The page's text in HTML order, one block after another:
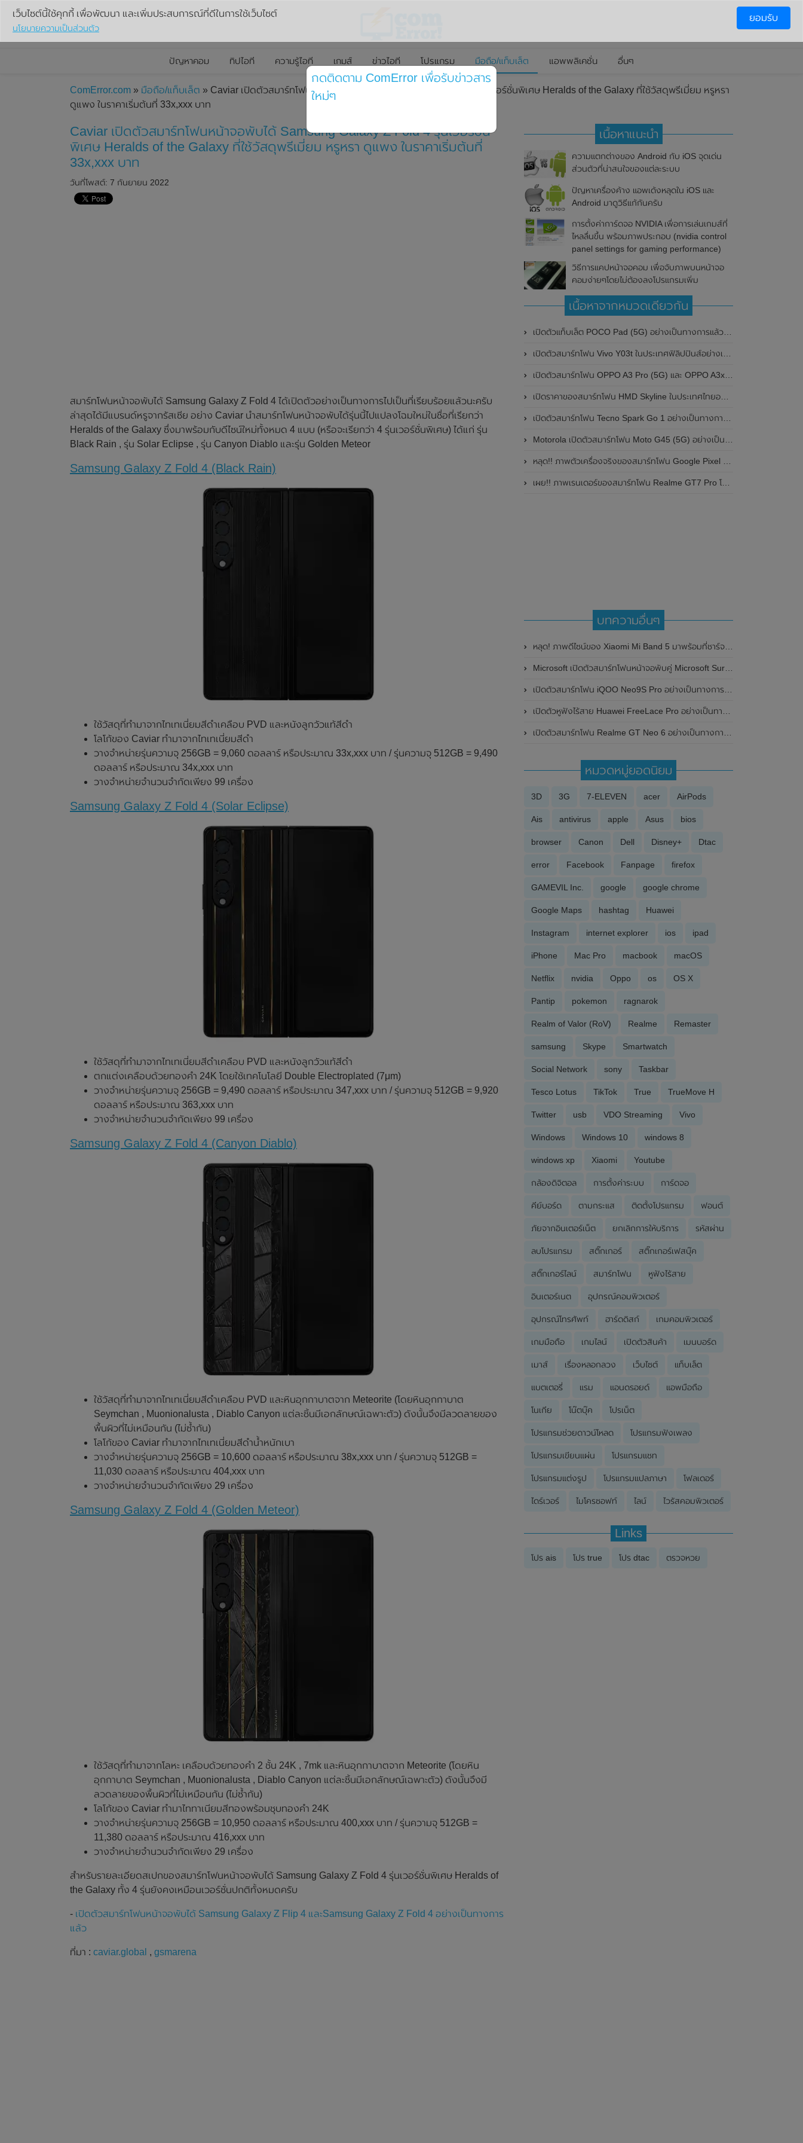
ปัญหาคอม ทิปไอที ความรู้ไอที เกมส์ ข่าวไอที โปรแกรม มือถือ/แท็บเล็ต แอพพลิเคชั่น อื่นๆ
ComError.com » มือถือ/แท็บเล็ต » Caviar เปิดตัวสมาร์ทโฟนหน้าจอพับได้ Samsung Galaxy Z Fold 4 รุ่นเวอร์ชั่นพิเศษ Heralds of the Galaxy ที่ใช้วัสดุพรีเมี่ยม หรูหรา
ดูแพง ในราคาเริ่มต้นที่ 33x,xxx บาท
Caviar เปิดตัวสมาร์ทโฟนหน้าจอพับได้ Samsung Galaxy Z Fold 4 รุ่นเวอร์ชั่น
พิเศษ Heralds of the Galaxy ที่ใช้วัสดุพรีเมี่ยม หรูหรา ดูแพง ในราคาเริ่มต้นที่
33x,xxx บาท
วันที่โพสต์: 7 กันยายน 2022
สมาร์ทโฟนหน้าจอพับได้ Samsung Galaxy Z Fold 4 ได้เปิดตัวอย่างเป็นทางการไปเป็นที่เรียบร้อยแล้วนะครับ
ล่าสุดได้มีแบรนด์หรูจากรัสเซีย อย่าง Caviar นำสมาร์ทโฟนหน้าจอพับได้รุ่นนี้ไปแปลงโฉมใหม่ในชื่อที่เรียกว่า
Heralds of the Galaxy ซึ่งมาพร้อมกับดีไซน์ใหม่ทั้งหมด 4 แบบ (หรือจะเรียกว่า 4 รุ่นเวอร์ชั่นพิเศษ) ได้แก่ รุ่น
Black Rain , รุ่น Solar Eclipse , รุ่น Canyon Diablo และรุ่น Golden Meteor
Samsung Galaxy Z Fold 4 (Black Rain)
ใช้วัสดุที่ทำมาจากไทเทเนี่ยมสีดำเคลือบ PVD และหนังลูกวัวแท้สีดำ
โลโก้ของ Caviar ทำมาจากไทเทเนี่ยมสีดำ
วางจำหน่ายรุ่นความจุ 256GB = 9,060 ดอลลาร์ หรือประมาณ 33x,xxx บาท / รุ่นความจุ 512GB = 9,490
ดอลลาร์ หรือประมาณ 34x,xxx บาท
วางจำหน่ายจำนวนจำกัดเพียง 99 เครื่อง
Samsung Galaxy Z Fold 4 (Solar Eclipse)
ใช้วัสดุที่ทำมาจากไทเทเนี่ยมสีดำเคลือบ PVD และหนังลูกวัวแท้สีดำ
ตกแต่งเคลือบด้วยทองคำ 24K โดยใช้เทคโนโลยี Double Electroplated (7μm)
วางจำหน่ายรุ่นความจุ 256GB = 9,490 ดอลลาร์ หรือประมาณ 347,xxx บาท / รุ่นความจุ 512GB = 9,920
ดอลลาร์ หรือประมาณ 363,xxx บาท
วางจำหน่ายจำนวนจำกัดเพียง 99 เครื่อง
Samsung Galaxy Z Fold 4 (Canyon Diablo)
ใช้วัสดุที่ทำมาจากไทเทเนี่ยมสีดำเคลือบ PVD และหินอุกกาบาตจาก Meteorite (โดยหินอุกกาบาต
Seymchan , Muonionalusta , Diablo Canyon แต่ละชิ้นมีเอกลักษณ์เฉพาะตัว) ดังนั้นจึงมีลวดลายของ
พื้นผิวที่ไม่เหมือนกัน (ไม่ซ้ำกัน)
โลโก้ของ Caviar ทำมาจากไทเทเนี่ยมสีดำน้ำหนักเบา
วางจำหน่ายรุ่นความจุ 256GB = 10,600 ดอลลาร์ หรือประมาณ 38x,xxx บาท / รุ่นความจุ 512GB =
11,030 ดอลลาร์ หรือประมาณ 404,xxx บาท
วางจำหน่ายจำนวนจำกัดเพียง 29 เครื่อง
Samsung Galaxy Z Fold 4 (Golden Meteor)
ใช้วัสดุที่ทำมาจากโลหะ เคลือบด้วยทองคำ 2 ชั้น 24K , 7mk และหินอุกกาบาตจาก Meteorite (โดยหิน
อุกกาบาต Seymchan , Muonionalusta , Diablo Canyon แต่ละชิ้นมีเอกลักษณ์เฉพาะตัว) ดังนั้นจึงมี
ลวดลายของพื้นผิวที่ไม่เหมือนกัน (ไม่ซ้ำกัน)
โลโก้ของ Caviar ทำมาไททาเนียมสีทองพร้อมชุบทองคำ 24K
วางจำหน่ายรุ่นความจุ 256GB = 10,950 ดอลลาร์ หรือประมาณ 400,xxx บาท / รุ่นความจุ 512GB =
11,380 ดอลลาร์ หรือประมาณ 416,xxx บาท
วางจำหน่ายจำนวนจำกัดเพียง 29 เครื่อง
สำหรับรายละเอียดสเปกของสมาร์ทโฟนหน้าจอพับได้ Samsung Galaxy Z Fold 4 รุ่นเวอร์ชั่นพิเศษ Heralds of
the Galaxy ทั้ง 4 รุ่นยังคงเหมือนเวอร์ชั่นปกติทั้งหมดครับ
- เปิดตัวสมาร์ทโฟนหน้าจอพับได้ Samsung Galaxy Z Flip 4 และSamsung Galaxy Z Fold 4 อย่างเป็นทางการ
แล้ว
ที่มา : caviar.global , gsmarena
เนื้อหาแนะนำ
ความแตกต่างของ Android กับ iOS จุดเด่น
ส่วนตัวที่น่าสนใจของแต่ละระบบ
ปัญหาเครื่องค้าง แอพเด้งหลุดใน iOS และ
Android มาดูวิธีแก้กันครับ
การตั้งค่าการ์ดจอ NVIDIA เพื่อการเล่นเกมส์ที่
ไหลลื่นขึ้น พร้อมภาพประกอบ (nvidia control
panel settings for gaming performance)
วิธีการแคปหน้าจอคอม เพื่อจับภาพบนหน้าจอ
คอมง่ายๆโดยไม่ต้องลงโปรแกรมเพิ่ม
เนื้อหาจากหมวดเดียวกัน
เปิดตัวแท็บเล็ต POCO Pad (5G) อย่างเป็นทางการแล้วในประเทศอินเดีย มาพร้อมชิปเซ็ต Snapdragon 7s Gen 2 ของ Qualcomm และรองรับเครือข่าย 5G
เปิดตัวสมาร์ทโฟน Vivo Y03t ในประเทศฟิลิปปินส์อย่างเป็นทางการแล้ว มาพร้อมชิปเซ็ต Unisoc T612 , กล้องหลัง ความละเอียด 13MP , แบตเตอรี่ 5,000mAh และหน้าจอแสดงผล LCD / 90Hz
เปิดตัวสมาร์ทโฟน OPPO A3 Pro (5G) และ OPPO A3x ในประเทศไทยอย่างเป็นทางการแล้ว ในราคาเริ่มต้นเพียง 3,999 บาท
เปิดราคาของสมาร์ทโฟน HMD Skyline ในประเทศไทยอย่างเป็นทางการแล้ว ราคา 14,990 บาท
เปิดตัวสมาร์ทโฟน Tecno Spark Go 1 อย่างเป็นทางการแล้ว มาพร้อมหน้าจอแสดงผล LCD / 120Hz , แบตเตอรี่ 5,000mAh และใช้ชิปเซ็ต Unisoc
Motorola เปิดตัวสมาร์ทโฟน Moto G45 (5G) อย่างเป็นทางการแล้วในอินเดีย
หลุด!! ภาพตัวเครื่องจริงของสมาร์ทโฟน Google Pixel 9a โชว์ดีไซน์ใหม่ กล้องหลังแบนราบ ไม่มีกรอบของกล้องแล้ว
เผย!! ภาพเรนเดอร์ของสมาร์ทโฟน Realme GT7 Pro โชว์ให้เห็นดีไซน์ใหม่ พร้อมเผยรายละเอียดสเปกที่สำคัญบางส่วน
บทความอื่นๆ
หลุด! ภาพดีไซน์ของ Xiaomi Mi Band 5 มาพร้อมที่ชาร์จแบบใหม่
Microsoft เปิดตัวสมาร์ทโฟนหน้าจอพับคู่ Microsoft Surface Duo 2 รุ่นใหม่ มาพร้อมกล้องหลัง 3 ตัว และใช้ชิปเซ็ต Snapdragon 888
เปิดตัวสมาร์ทโฟน iQOO Neo9S Pro อย่างเป็นทางการในประเทศจีน มาพร้อมหน้าจอแสดงผล LTPO AMOLED / 144Hz , ชิปเซ็ต MediaTek Dimensity 9300+ , แบตเตอรี่ขนาดใหญ่ 5,160mAh และรองรับการชาร์จไวที่ 120W
เปิดตัวหูฟังไร้สาย Huawei FreeLace Pro อย่างเป็นทางการ ดีไซน์แบบมีสายคล้องคอที่ไม่เหมือนใคร มาพร้อมระบบตัดเสียงรบกวน ANC (Active Noise Cancellation)
เปิดตัวสมาร์ทโฟน Realme GT Neo 6 อย่างเป็นทางการแล้วในประเทศจีน มาพร้อมชิปเซ็ต Qualcomm Snapdragon 8s Gen 3 และความจุสูงสุด 1TB
หมวดหมู่ยอดนิยม
3D 3G 7-ELEVEN acer AirPods
Ais antivirus apple Asus bios
browser Canon Dell Disney+ Dtac
error Facebook Fanpage firefox
GAMEVIL Inc. google google chrome
Google Maps hashtag Huawei
Instagram internet explorer ios ipad
iPhone Mac Pro macbook macOS
Netflix nvidia Oppo os OS X
Pantip pokemon ragnarok
Realm of Valor (RoV) Realme Remaster
samsung Skype Smartwatch
Social Network sony Taskbar
Tesco Lotus TikTok True TrueMove H
Twitter usb VDO Streaming Vivo
Windows Windows 10 windows 8
windows xp Xiaomi Youtube
กล้องดิจิตอล การตั้งค่าระบบ การ์ดจอ
คีย์บอร์ด ตามกระแส ติดตั้งโปรแกรม ฟอนต์
ภัยจากอินเตอร์เน็ต ยกเลิกการให้บริการ รหัสผ่าน
ลบโปรแกรม สติ๊กเกอร์ สติ๊กเกอร์เฟสบุ๊ค
สติ๊กเกอร์ไลน์ สมาร์ทโฟน หูฟังไร้สาย
อินเตอร์เนต อุปกรณ์คอมพิวเตอร์
อุปกรณ์โทรศัพท์ ฮาร์ดดิสก์ เกมคอมพิวเตอร์
เกมมือถือ เกมไลน์ เปิดตัวสินค้า เมนบอร์ด
เมาส์ เรื่องหลอกลวง เว็บไซต์ แท็บเล็ต
แบตเตอรี่ แรม แอนดรอยด์ แอพมือถือ
โนเกีย โน๊ตบุ๊ค โปรเน็ต
โปรแกรมช่วยดาวน์โหลด โปรแกรมฟังเพลง
โปรแกรมเขียนแผ่น โปรแกรมแชท
โปรแกรมแต่งรูป โปรแกรมแปลภาษา โฟลเดอร์
ไดร์เวอร์ ไมโครซอฟท์ ไลน์ ไวรัสคอมพิวเตอร์
Links
โปร ais โปร true โปร dtac ตรวจหวย
เว็บไซต์นี้ใช้คุกกี้ เพื่อพัฒนา และเพิ่มประสบการณ์ที่ดีในการใช้เว็บไซต์
นโยบายความเป็นส่วนตัว
ยอมรับ
กดติดตาม ComError เพื่อรับข่าวสาร
ใหม่ๆ